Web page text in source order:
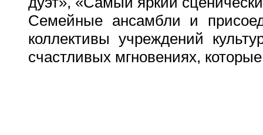
Семейные ансамбли и
коллективы учреждений
счастливых мгновениях,